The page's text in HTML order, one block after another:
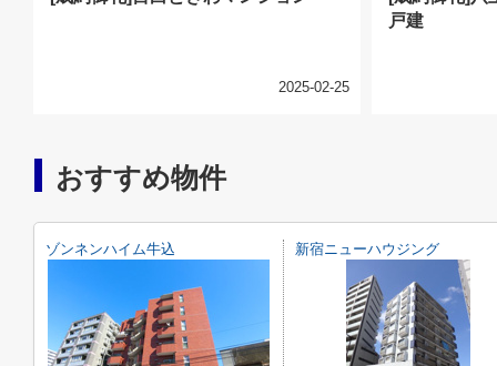
2025-02-25
戸建
おすすめ物件
ゾンネンハイム牛込 新宿ニューハウジング